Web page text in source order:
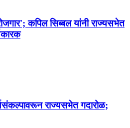
कपिल सिब्बल यांनी राज्यसभेत
राज्‍यसभेत गदारोळ;